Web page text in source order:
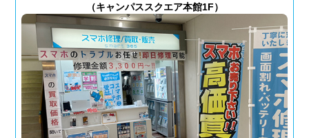
（キャンパススクエア本館1F）